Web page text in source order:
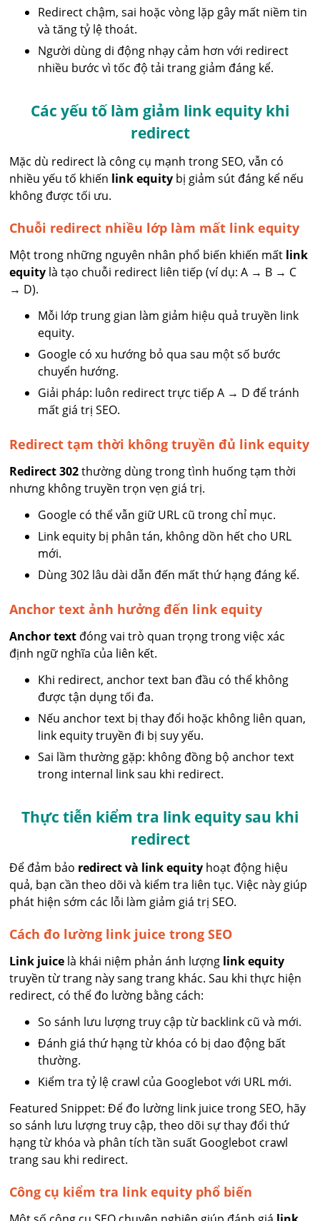
Redirect chậm, sai hoặc vòng lặp gây mất niềm tin
và tăng tỷ lệ thoát.
Người dùng di động nhạy cảm hơn với redirect
nhiều bước vì tốc độ tải trang giảm đáng kể.
Các yếu tố làm giảm link equity khi
redirect
Mặc dù redirect là công cụ mạnh trong SEO, vẫn có
nhiều yếu tố khiến link equity bị giảm sút đáng kể nếu
không được tối ưu.
Chuỗi redirect nhiều lớp làm mất link equity
Một trong những nguyên nhân phổ biến khiến mất link
equity là tạo chuỗi redirect liên tiếp (ví dụ: A → B → C
→ D).
Mỗi lớp trung gian làm giảm hiệu quả truyền link
equity.
Google có xu hướng bỏ qua sau một số bước
chuyển hướng.
Giải pháp: luôn redirect trực tiếp A → D để tránh
mất giá trị SEO.
Redirect tạm thời không truyền đủ link equity
Redirect 302thường dùng trong tình huống tạm thời
nhưng không truyền trọn vẹn giá trị.
Google có thể vẫn giữ URL cũ trong chỉ mục.
Link equity bị phân tán, không dồn hết cho URL
mới.
Dùng 302 lâu dài dẫn đến mất thứ hạng đáng kể.
Anchor text ảnh hưởng đến link equity
Anchor text đóng vai trò quan trọng trong việc xác
định ngữ nghĩa của liên kết.
Khi redirect, anchor text ban đầu có thể không
được tận dụng tối đa.
Nếu anchor text bị thay đổi hoặc không liên quan,
link equity truyền đi bị suy yếu.
Sai lầm thường gặp: không đồng bộ anchor text
trong internal link sau khi redirect.
Thực tiễn kiểm tra link equity sau khi
redirect
Để đảm bảo redirect và link equity hoạt động hiệu
quả, bạn cần theo dõi và kiểm tra liên tục. Việc này giúp
phát hiện sớm các lỗi làm giảm giá trị SEO.
Cách đo lường link juice trong SEO
Link juice là khái niệm phản ánh lượng link equity
truyền từ trang này sang trang khác. Sau khi thực hiện
redirect, có thể đo lường bằng cách:
So sánh lưu lượng truy cập từ backlink cũ và mới.
Đánh giá thứ hạng từ khóa có bị dao động bất
thường.
Kiểm tra tỷ lệ crawl của Googlebot với URL mới.
Featured Snippet: Để đo lường link juice trong SEO, hãy
so sánh lưu lượng truy cập, theo dõi sự thay đổi thứ
hạng từ khóa và phân tích tần suất Googlebot crawl
trang sau khi redirect.
Công cụ kiểm tra link equity phổ biến